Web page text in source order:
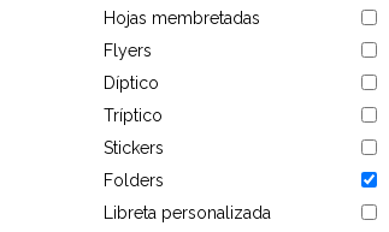
Salud y cuidado
Targus
Entretenimiento
Mascotas
Hojas membretadas
Flyers
Díptico
Tríptico
Stickers
Folders
Libreta personalizada